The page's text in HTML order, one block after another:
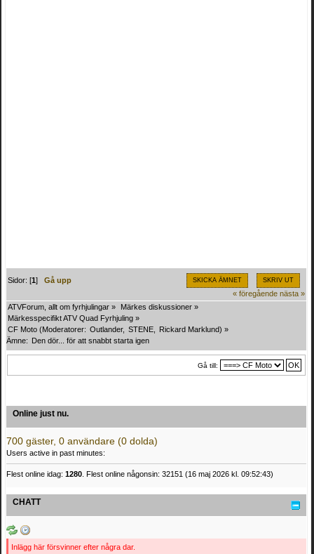
SKICKA ÄMNET SKRIV UT
Sidor: [1]Gå upp
« föregående nästa »
ATVForum, allt om fyrhjulingar » Märkes diskussioner »
Märkesspecifikt ATV Quad Fyrhjuling »
CF Moto (Moderatorer: Outlander, STENE, Rickard Marklund) »
Ämne:
Den dör... för att snabbt starta igen
Gå till:
Online just nu.
700 gäster, 0 användare (0 dolda)
Users active in past minutes:
Flest online idag: 1280 . Flest online någonsin: 32151 (16 maj 2026 kl. 09:52:43)
CHATT
Inlägg här försvinner efter några dar.